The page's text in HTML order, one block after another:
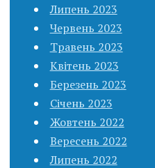
Липень 2023
Червень 2023
Травень 2023
Квітень 2023
Березень 2023
Січень 2023
Жовтень 2022
Вересень 2022
Липень 2022